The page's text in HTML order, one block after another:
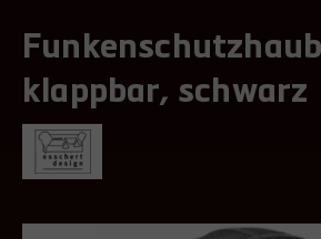
klappbar, schwarz